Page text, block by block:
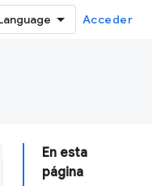
Acceder
En esta
página